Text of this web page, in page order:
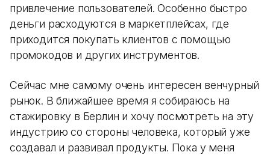
привлечение пользователей. Особенно быстро
деньги расходуются в маркетплейсах, где
приходится покупать клиентов с помощью
промокодов и других инструментов.
Сейчас мне самому очень интересен венчурный
рынок. В ближайшее время я собираюсь на
стажировку в Берлин и хочу посмотреть на эту
индустрию со стороны человека, который уже
создавал и развивал продукты. Пока у меня